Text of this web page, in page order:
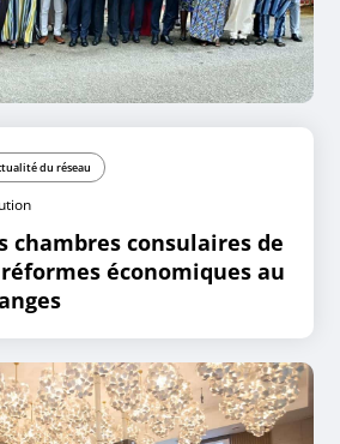
du réseau
chambres consulaires de
réformes économiques au